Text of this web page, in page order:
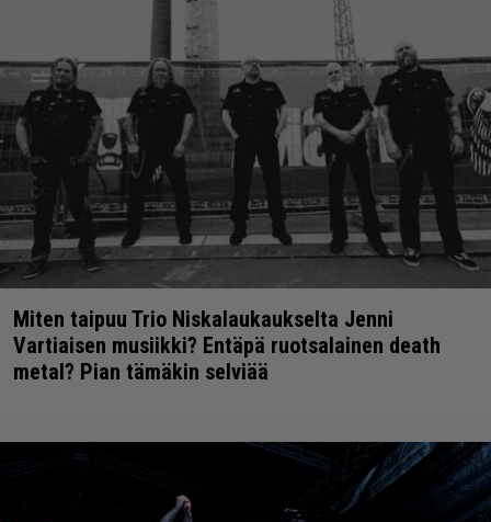
Miten taipuu Trio Niskalaukaukselta Jenni
Vartiaisen musiikki? Entäpä ruotsalainen death
metal? Pian tämäkin selviää